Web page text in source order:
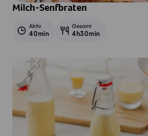
Milch-Senfbraten
Aktiv
40min
Gesamt
4h30min